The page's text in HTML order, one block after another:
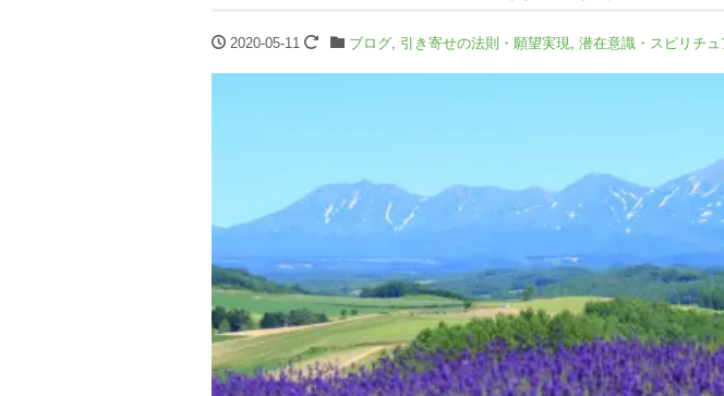
2020-05-11 ブログ, 引き寄せの法則・願望実現 潜在意識・スピリチュ